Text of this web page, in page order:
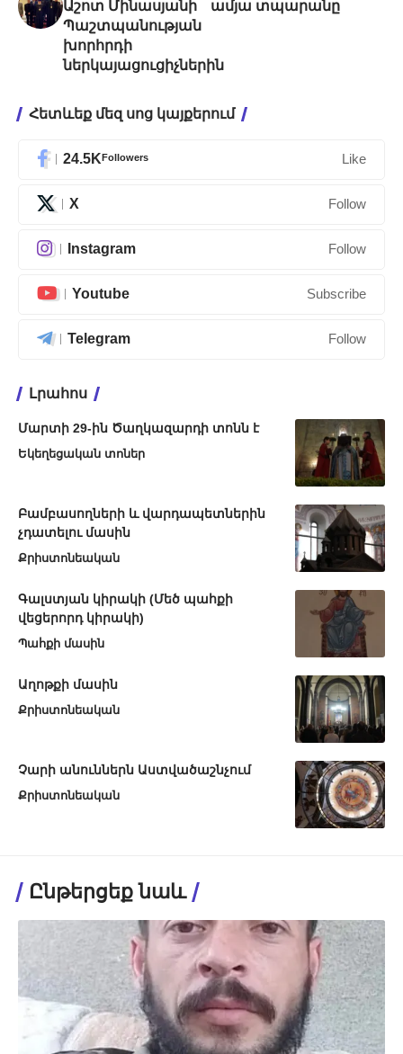
Աշոտ Մինասյանի
Պաշտպանության
խորհրդի
ներկայացուցիչներին
ամյա տպարանը
Հետևեք մեզ սոց կայքերում
24.5KFollowers Like
X Follow
Instagram Follow
Youtube Subscribe
Telegram Follow
Լրահոս
Մարտի 29-ին Ծաղկազարդի տոնն է
Եկեղեցական տոներ
Բամբասողների և վարդապետներին
չդատելու մասին
Քրիստոնեական
Գալստյան կիրակի (Մեծ պահքի
վեցերորդ կիրակի)
Պահքի մասին
Աղոթքի մասին
Քրիստոնեական
Չարի անուններն Աստվածաշնչում
Քրիստոնեական
Ընթերցեք նաև